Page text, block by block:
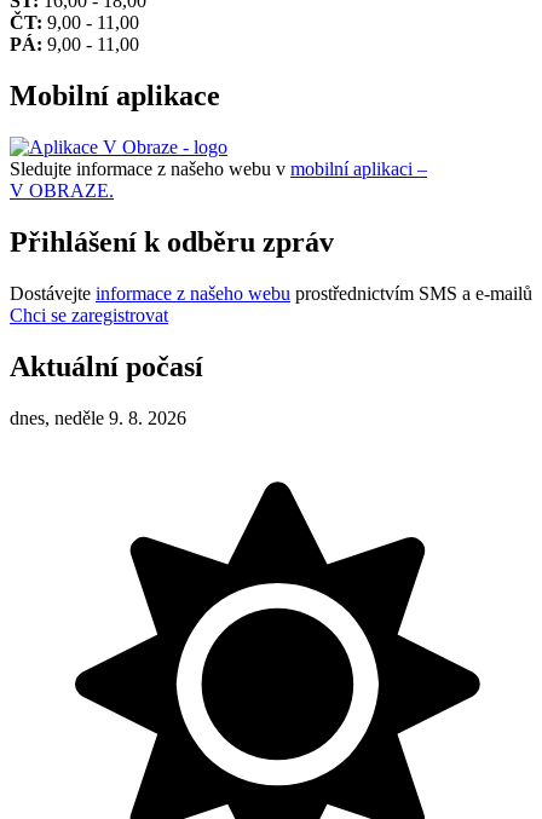
ČT: 9,00 - 11,00
PÁ: 9,00 - 11,00
Mobilní aplikace
Sledujte informace z našeho webu v mobilní aplikaci –
V OBRAZE.
Přihlášení k odběru zpráv
Dostávejte informace z našeho webu prostřednictvím SMS a e-mailů
Chci se zaregistrovat
Aktuální počasí
dnes, neděle 9. 8. 2026